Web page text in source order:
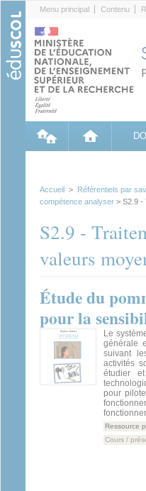
Menu principal Contenu
Accueil > Référentiels par
compétence analyser > S2.9 -
S2.9 -
valeurs
Étude du
pour la
Le
générale
suivant
activités
étudier
pour
Ressource
Cours /